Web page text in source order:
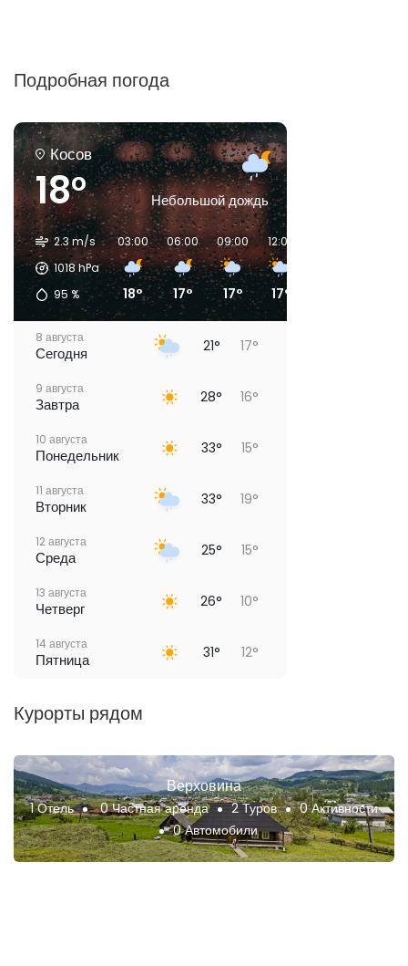
Подробная погода
Косов
18° Небольшой дождь
2.3 m/s
1018hPa
95 %
03:00
18°
06:00
17°
09:00
17°
12:00
17°
8 августа
Сегодня 21° 17°
9 августа
Завтра 28° 16°
10 августа
Понедельник 33° 15°
11 августа
Вторник 33° 19°
12 августа
Среда 25° 15°
13 августа
Четверг 26° 10°
14 августа
Пятница 31° 12°
Курорты рядом
Верховина
1 Отель 0 Частная аренда 2 Туров
0 Активности
0 Автомобили